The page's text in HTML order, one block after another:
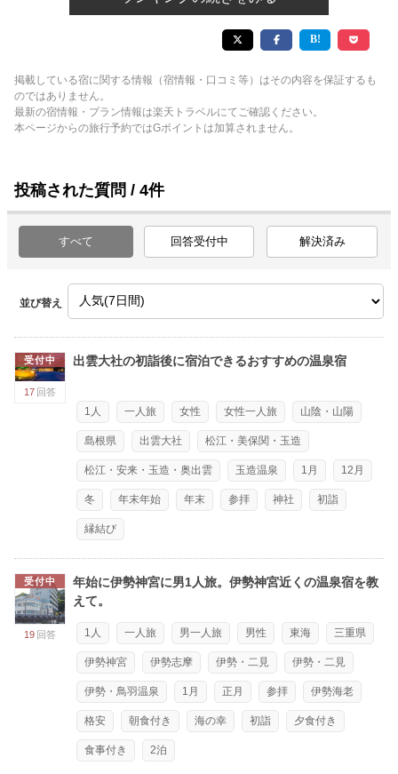
掲載している宿に関する情報（宿情報・口コミ等）はその内容を保証するも
のではありません。
最新の宿情報・プラン情報は楽天トラベルにてご確認ください。
本ページからの旅行予約ではGポイントは加算されません。
投稿された質問 / 4件
すべて 回答受付中 解決済み
並び替え
受付中
17 回答
出雲大社の初詣後に宿泊できるおすすめの温泉宿
1人 一人旅 女性 女性一人旅 山陰・山陽
島根県 出雲大社 松江・美保関・玉造
松江・安来・玉造・奥出雲 玉造温泉 1月 12月
冬 年末年始 年末 参拝 神社 初詣
縁結び
受付中
19 回答
年始に伊勢神宮に男1人旅。伊勢神宮近くの温泉宿を教
えて。
1人 一人旅 男一人旅 男性 東海 三重県
伊勢神宮 伊勢志摩 伊勢・二見 伊勢・二見
伊勢・鳥羽温泉 1月 正月 参拝 伊勢海老
格安 朝食付き 海の幸 初詣 夕食付き
食事付き 2泊